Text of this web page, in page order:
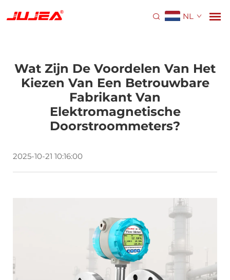
NL
Wat Zijn De Voordelen Van Het
Kiezen Van Een Betrouwbare
Fabrikant Van
Elektromagnetische
Doorstroommeters?
2025-10-21 10:16:00